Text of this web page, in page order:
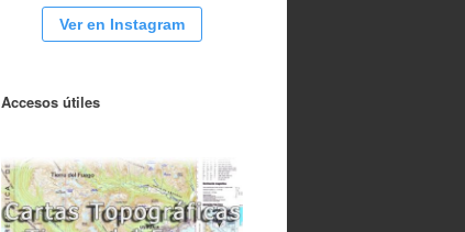
Ver en Instagram
Accesos útiles